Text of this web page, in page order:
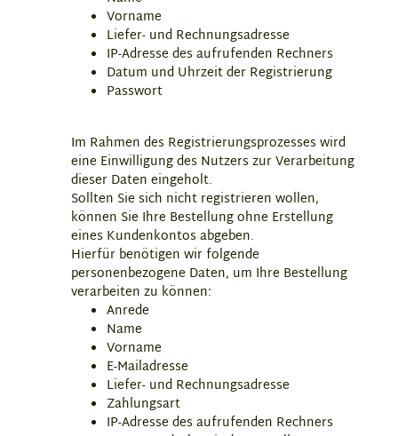
Vorname
Liefer- und Rechnungsadresse
IP-Adresse des aufrufenden Rechners
Datum und Uhrzeit der Registrierung
Passwort
Im Rahmen des Registrierungsprozesses wird
eine Einwilligung des Nutzers zur Verarbeitung
dieser Daten eingeholt.
Sollten Sie sich nicht registrieren wollen,
können Sie Ihre Bestellung ohne Erstellung
eines Kundenkontos abgeben.
Hierfür benötigen wir folgende
personenbezogene Daten, um Ihre Bestellung
verarbeiten zu können:
Anrede
Name
Vorname
E-Mailadresse
Liefer- und Rechnungsadresse
Zahlungsart
IP-Adresse des aufrufenden Rechners